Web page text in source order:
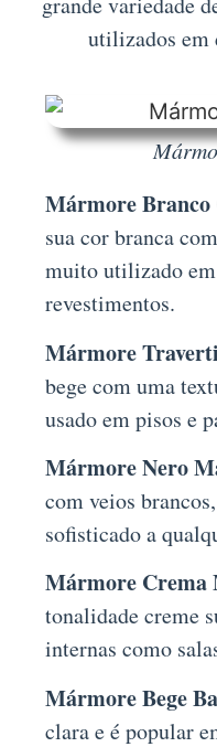
utilizados em
Mármore
sua cor branca
muito utilizado em
revestimentos.
Mármore
bege com uma
usado em pisos e
Mármore Nero
com veios
sofisticado a
Mármore
tonalidade creme
internas como
Mármore Bege
clara e é popular